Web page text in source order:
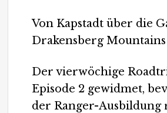
Von Kapstadt über die
Drakensberg
Der vierwöchige
Episode 2 gewidmet,
der Ranger-Ausbildung